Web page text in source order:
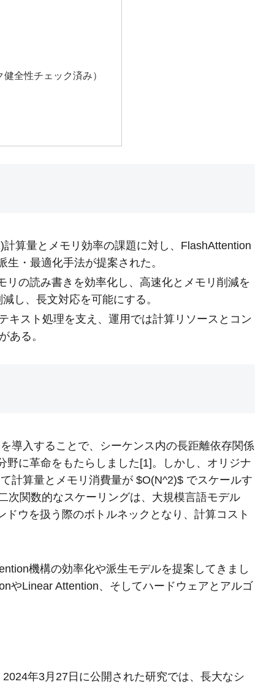
全性チェック済み）
算量とメモリ効率の課題に対し、FlashAttention
・最適化手法が提案された。
の読み書きを効率化し、高速化とメモリ削減を
し、長文対応を可能にする。
キスト処理を支え、運用では計算リソースとコン
ある。
導入することで、シーケンス内の長距離依存関係
に革命をもたらしました[1]。しかし、オリジナ
計算量とメモリ消費量が $O(N^2)$ でスケールす
次関数的なスケーリングは、大規模言語モデル
ドウを扱う際のボトルネックとなり、計算コスト
機構の効率化や派生モデルを提案してきまし
やLinear Attention、そしてハードウェアとアルゴ
2024年3月27日に公開された研究では、長大なシ